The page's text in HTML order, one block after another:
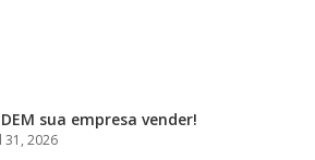
sua empresa vender!
31, 2026